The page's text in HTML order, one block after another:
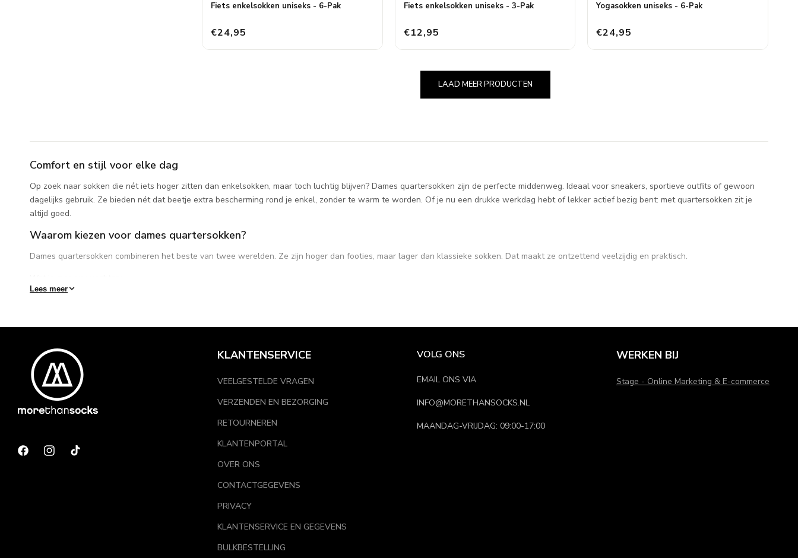
Fiets enkelsokken uniseks - 6-Pak
€24,95
Fiets enkelsokken uniseks - 3-Pak
€12,95
Yogasokken uniseks - 6-Pak
€24,95
LAAD MEER PRODUCTEN
Comfort en stijl voor elke dag
Op zoek naar sokken die nét iets hoger zitten dan enkelsokken, maar toch luchtig blijven? Dames quartersokken zijn de perfecte middenweg. Ideaal voor sneakers, sportieve outfits of gewoon
dagelijks gebruik. Ze bieden nét dat beetje extra bescherming rond je enkel, zonder te warm te worden. Of je nu een drukke werkdag hebt of lekker actief bezig bent: met quartersokken zit je
altijd goed.
Waarom kiezen voor dames quartersokken?
Dames quartersokken combineren het beste van twee werelden. Ze zijn hoger dan footies, maar lager dan klassieke sokken. Dat maakt ze ontzettend veelzijdig en praktisch.
Ademend en comfortabel, ook bij langdurig dragen
Binnen onze collectie
Materialen en pasvorm
Het comfort van quartersokken zit ‘m in de details. Daarom zijn onze dames quartersokken gemaakt van zachte, ademende materialen zoals katoen en bamboe. Deze stoffen zorgen voor een
Veel modellen hebben:
Verstevigde hielen en tenen voor extra duurzaamheid
Lees meer
FacebookInstagramTikTok
KLANTENSERVICE
VEELGESTELDE VRAGEN
VERZENDEN EN BEZORGING
RETOURNEREN
KLANTENPORTAL
OVER ONS
CONTACTGEGEVENS
PRIVACY
KLANTENSERVICE EN GEGEVENS
BULKBESTELLING
VOLG ONS
EMAIL ONS VIA
INFO@MORETHANSOCKS.NL
MAANDAG-VRIJDAG: 09:00-17:00
WERKEN BIJ
Stage - Online Marketing & E-commerce